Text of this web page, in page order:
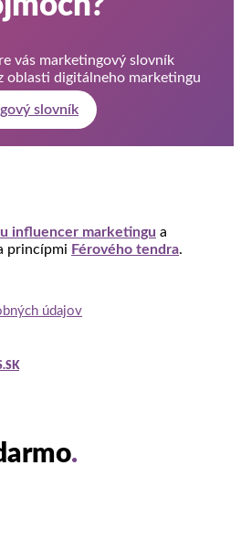
vás marketingový slovník
oblasti digitálneho marketingu
slovník
influencer marketingu a
princípmi Férového tendra.
údajov
.